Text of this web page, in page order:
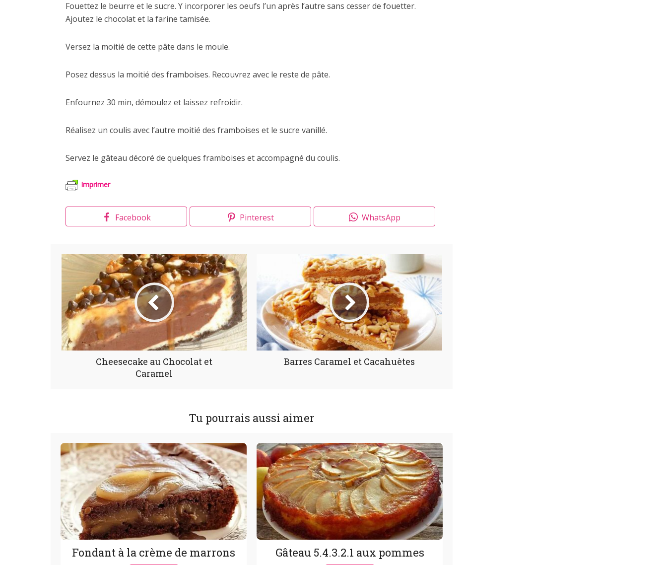
Fouettez le beurre et le sucre. Y incorporer les oeufs l’un après l’autre sans cesser de fouetter.
Ajoutez le chocolat et la farine tamisée.
Versez la moitié de cette pâte dans le moule.
Posez dessus la moitié des framboises. Recouvrez avec le reste de pâte.
Enfournez 30 min, démoulez et laissez refroidir.
Réalisez un coulis avec l’autre moitié des framboises et le sucre vanillé.
Servez le gâteau décoré de quelques framboises et accompagné du coulis.
Imprimer
Facebook Pinterest WhatsApp
Cheesecake au Chocolat et
Caramel
Barres Caramel et Cacahuètes
Tu pourrais aussi aimer
Fondant à la crème de marrons Gâteau 5.4.3.2.1 aux pommes